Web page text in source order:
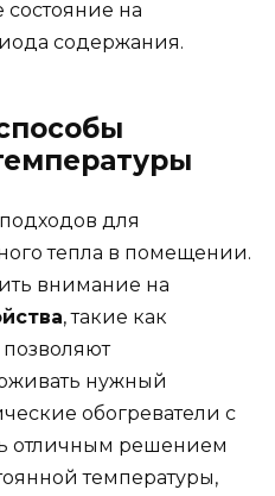
состояние на
содержания.
для
тепла в помещении.
внимание на
, такие как
нужный
обогреватели с
отличным решением
температуры,